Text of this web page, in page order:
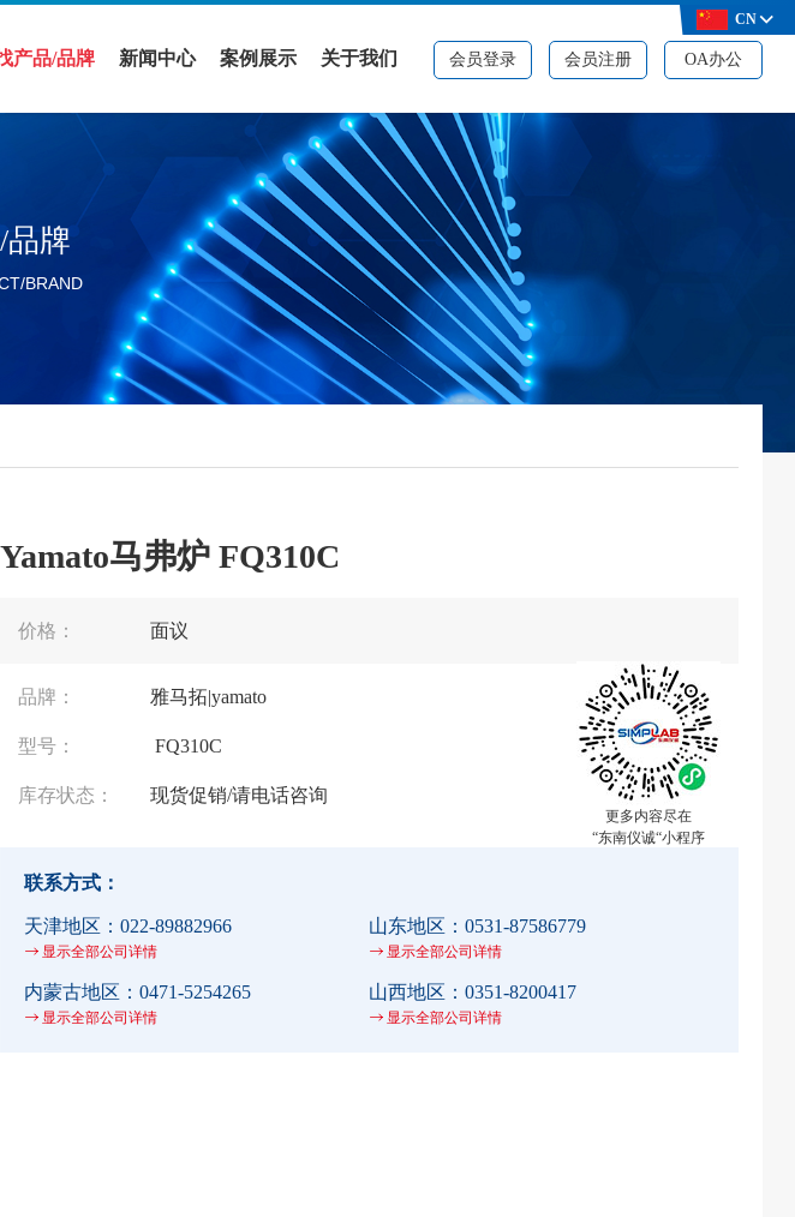
会员登录 会员注册 OA办公
产品/品牌 新闻中心
公司新闻
活动展会
行业新闻
分公司新闻
案例展示
案例展示
解决方案
关于我们
公司简介
品牌资质
CN
品牌
BRAND
Yamato马弗炉 FQ310C
价格： 面议
更多内容尽在
“东南仪诚“小程序
品牌： 雅马拓|yamato
型号： FQ310C
库存状态： 现货促销/请电话咨询
联系方式：
天津地区： 022-89882966
显示全部公司详情
山东地区：0531-87586779
显示全部公司详情
内蒙古地区： 0471-5254265
显示全部公司详情
山西地区：0351-8200417
显示全部公司详情